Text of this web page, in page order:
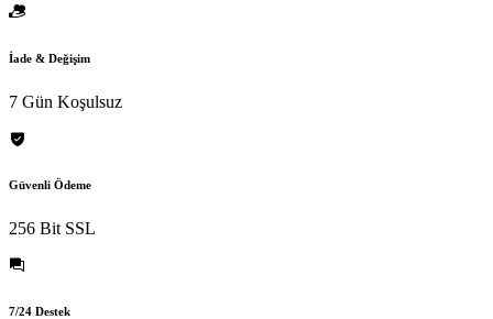
İade & Değişim
7 Gün Koşulsuz
Güvenli Ödeme
256 Bit SSL
7/24 Destek